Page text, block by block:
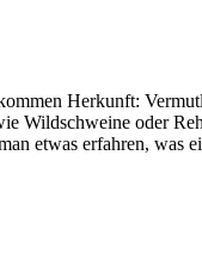
Herkunft:
Wildschweine oder
etwas erfahren, was